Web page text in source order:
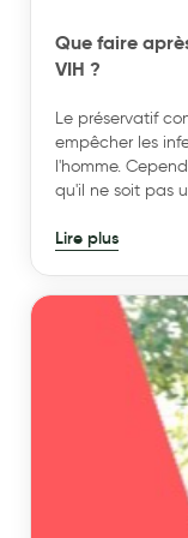
Chaussures
Médication familiale
Orthopédie
Les marques
My Privilege
Les promotions
Que faire
VIH ?
Le préservatif
empêcher les
l'homme.
qu'il ne soit pas
(virus de
Lire plus